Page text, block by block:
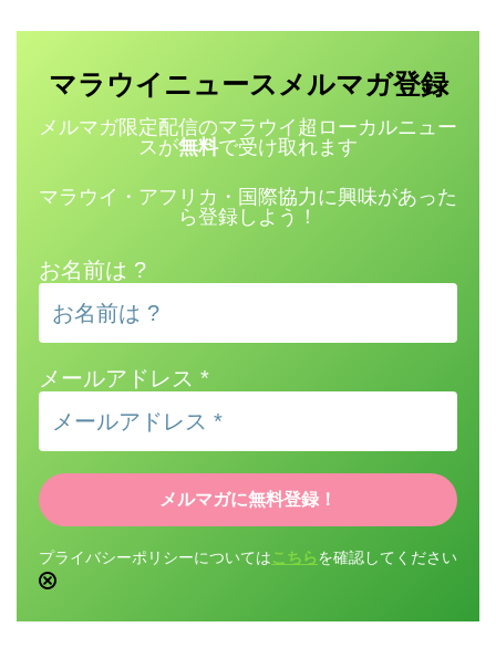
マラウイニュース メルマガ登録
メルマガ限定配信のマラウイ超ローカルニュー
スが無料で受け取れます
マラウイ・アフリカ・国際協力に興味があった
ら登録しよう！
お名前は ?
メールアドレス *
プライバシーポリシーについては こちら を確認してください